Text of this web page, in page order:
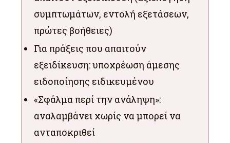
συμπτωμάτων, εντολή εξετάσεων,
πρώτες βοήθειες)
Για πράξεις που απαιτούν
εξειδίκευση: υποχρέωση άμεσης
ειδοποίησης ειδικευμένου
«Σφάλμα περί την ανάληψη»:
αναλαμβάνει χωρίς να μπορεί να
ανταποκριθεί